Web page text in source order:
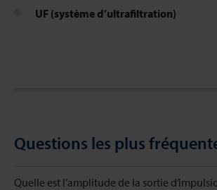
UF (système d’ultrafiltration)
Questions les plus
Quelle est l’amplitude de la sortie